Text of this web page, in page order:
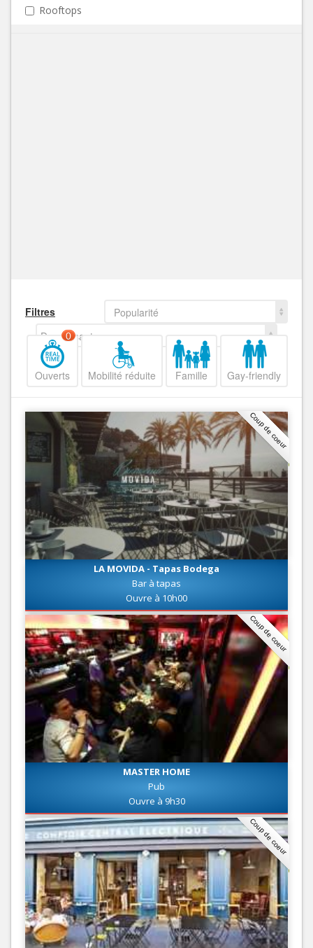
Rooftops
Filtres
Popularité
Decroissant
Ouverts
0
Mobilité réduite Famille Gay-friendly
Coup de coeur
LA MOVIDA - Tapas Bodega
Bar à tapas
Ouvre à 10h00
Coup de coeur
MASTER HOME
Pub
Ouvre à 9h30
Coup de coeur